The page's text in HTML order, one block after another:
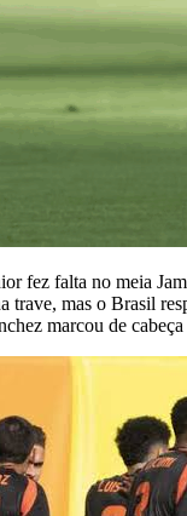
fez falta no meia
trave, mas o Brasil
marcou de